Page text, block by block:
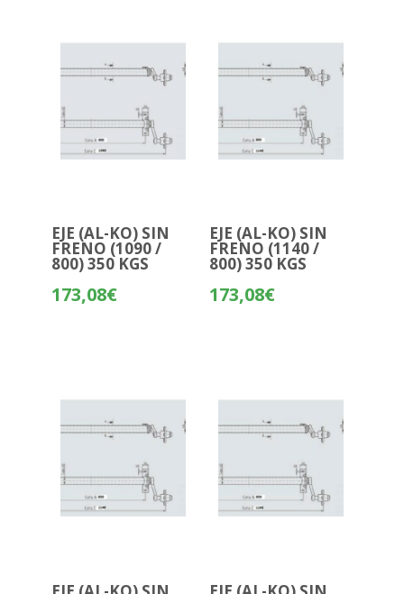
EJE (AL-KO) SIN
FRENO (1090 /
800) 350 KGS
173,08€
EJE (AL-KO) SIN
FRENO (1140 /
800) 350 KGS
173,08€